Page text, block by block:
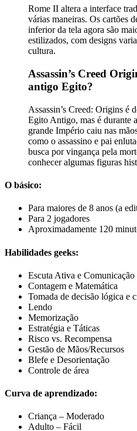
Rome II altera a interface
várias maneiras. Os cartões
inferior da tela agora são
estilizados, com designs
cultura.
Assassin’s Creed
antigo Egito?
Assassin’s Creed: Origins é
Egito Antigo, mas é durante
grande Império caiu nas
como o assassino e pai
busca por vingança pela
conhecer algumas figuras
O básico:
Para maiores de 8 anos (a
Para 2 jogadores
Aproximadamente 120
Habilidades geeks:
Escuta Ativa e Comunicação
Contagem e Matemática
Tomada de decisão lógica e
Lendo
Memorização
Estratégia e Táticas
Risco vs. Recompensa
Gestão de Mãos/Recursos
Blefe e Desorientação
Controle de área
Curva de aprendizado:
Criança – Moderado
Adulto – Fácil